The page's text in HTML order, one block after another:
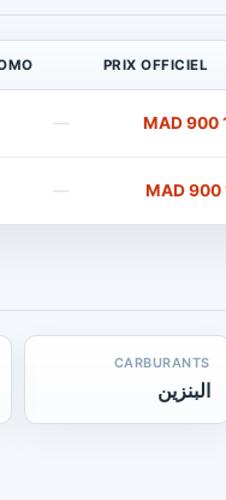
PRIX OFFICIEL
—
—
CARBURANTS
البنزين